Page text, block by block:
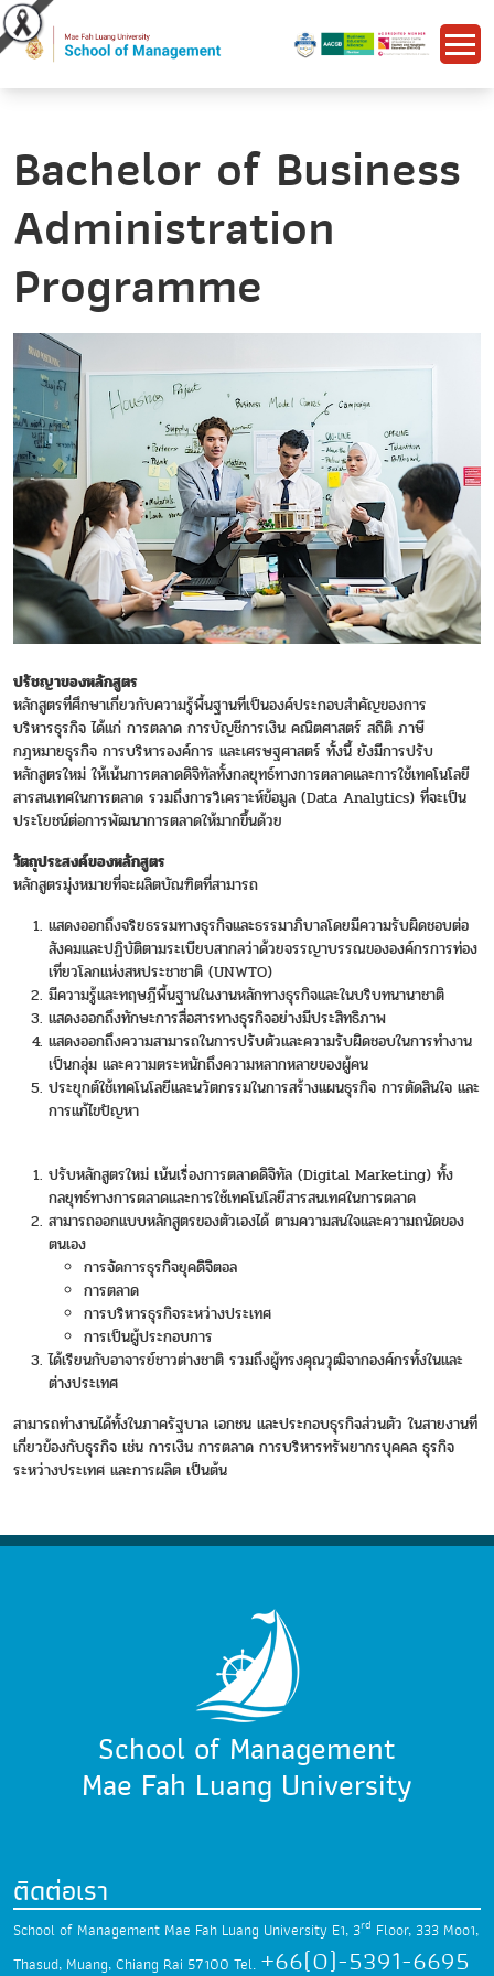
Bachelor of Business
Administration
Programme
ปรัชญาของหลักสูตร
หลักสูตรที่ศึกษาเกี่ยวกับความรู้พื้นฐานที่เป็นองค์ประกอบสำคัญของการ
บริหารธุรกิจ ได้แก่ การตลาด การบัญชีการเงิน คณิตศาสตร์ สถิติ ภาษี
กฎหมายธุรกิจ การบริหารองค์การ และเศรษฐศาสตร์ ทั้งนี้ ยังมีการปรับ
หลักสูตรใหม่ ให้เน้นการตลาดดิจิทัลทั้งกลยุทธ์ทางการตลาดและการใช้เทคโนโลยี
สารสนเทศในการตลาด รวมถึงการวิเคราะห์ข้อมูล (Data Analytics) ที่จะเป็น
ประโยชน์ต่อการพัฒนาการตลาดให้มากขึ้นด้วย
วัตถุประสงค์ของหลักสูตร
หลักสูตรมุ่งหมายที่จะผลิตบัณฑิตที่สามารถ
แสดงออกถึงจริยธรรมทางธุรกิจและธรรมาภิบาลโดยมีความรับผิดชอบต่อ
สังคมและปฏิบัติตามระเบียบสากลว่าด้วยจรรญาบรรณขององค์กรการท่อง
เที่ยวโลกแห่งสหประชาชาติ (UNWTO)
มีความรู้และทฤษฎีพื้นฐานในงานหลักทางธุรกิจและในบริบทนานาชาติ
แสดงออกถึงทักษะการสื่อสารทางธุรกิจอย่างมีประสิทธิภาพ
แสดงออกถึงความสามารถในการปรับตัวและความรับผิดชอบในการทำงาน
เป็นกลุ่ม และความตระหนักถึงความหลากหลายของผู้คน
ประยุกต์ใช้เทคโนโลยีและนวัตกรรมในการสร้างแผนธุรกิจ การตัดสินใจ และ
การแก้ไขปัญหา
ปรับหลักสูตรใหม่ เน้นเรื่องการตลาดดิจิทัล (Digital Marketing) ทั้ง
กลยุทธ์ทางการตลาดและการใช้เทคโนโลยีสารสนเทศในการตลาด
สามารถออกแบบหลักสูตรของตัวเองได้ ตามความสนใจและความถนัดของ
ตนเอง
การจัดการธุรกิจยุคดิจิตอล
การตลาด
การบริหารธุรกิจระหว่างประเทศ
การเป็นผู้ประกอบการ
ได้เรียนกับอาจารย์ชาวต่างชาติ รวมถึงผู้ทรงคุณวุฒิจากองค์กรทั้งในและ
ต่างประเทศ
สามารถทำงานได้ทั้งในภาครัฐบาล เอกชน และประกอบธุรกิจส่วนตัว ในสายงานที่
เกี่ยวข้องกับธุรกิจ เช่น การเงิน การตลาด การบริหารทรัพยากรบุคคล ธุรกิจ
ระหว่างประเทศ และการผลิต เป็นต้น
School of Management
Mae Fah Luang University
ติดต่อเรา
School of Management Mae Fah Luang University E1, 3rd Floor, 333 Moo1,
Thasud, Muang, Chiang Rai 57100 Tel. +66(0)-5391-6695